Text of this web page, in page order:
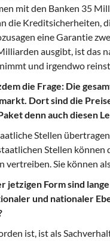
mit den Banken 35
die Kreditsicherheiten,
eine Garantie
ausgibt, ist das
und irgendwo
die Frage: Die
Dort sind die
denn auch diesen
Stellen
Stellen
vertreiben. Sie können
jetzigen Form sind
und nationaler
ist, ist als